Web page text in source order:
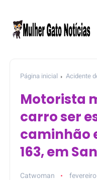
Página inicial Acidente
Santarém
Motorista
carro ser
caminhão
163, em
Catwoman